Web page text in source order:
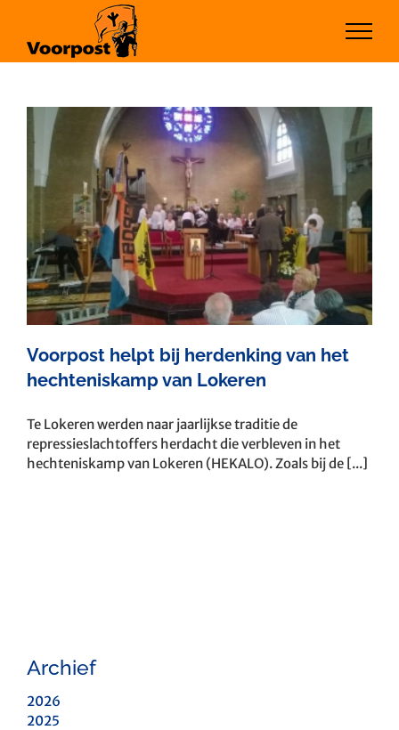
inhoud
Voorpost helpt bij herdenking van het
hechteniskamp van Lokeren
Te Lokeren werden naar jaarlijkse traditie de
repressieslachtoffers herdacht die verbleven in het
hechteniskamp van Lokeren (HEKALO). Zoals bij de [...]
Archief
2026
2025